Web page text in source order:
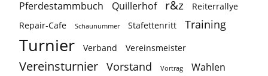
Pferdestammbuch Quillerhof r&z
Reiterrallye
Repair-Cafe
Schaunummer Stafettenritt Training
Turnier Verband Vereinsmeister
Vereinsturnier Vorstand Vortrag Wahlen